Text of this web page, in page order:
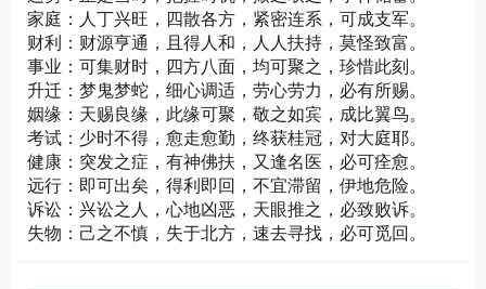
家庭：人丁兴旺，四散各方，紧密连系，可成支军。
财利：财源亨通，且得人和，人人扶持，莫怪致富。
事业：可集财时，四方八面，均可聚之，珍惜此刻。
升迁：梦鬼梦蛇，细心调适，劳心劳力，必有所赐。
姻缘：天赐良缘，此缘可聚，敬之如宾，成比翼鸟。
考试：少时不得，愈走愈勤，终获桂冠，对大庭耶。
健康：突发之症，有神佛扶，又逢名医，必可痊愈。
远行：即可出矣，得利即回，不宜滞留，伊地危险。
诉讼：兴讼之人，心地凶恶，天眼推之，必致败诉。
失物：己之不慎，失于北方，速去寻找，必可觅回。